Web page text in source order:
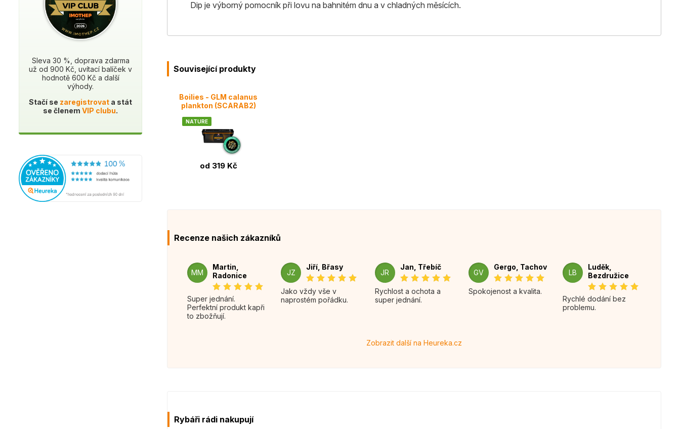
Sleva 30 %, doprava zdarma
už od 900 Kč, uvítací balíček v
hodnotě 600 Kč a další
výhody.
Stačí se zaregistrovat a stát
se členem VIP clubu.
Dip je výborný pomocník při lovu na bahnitém dnu a v chladných měsících.
Související produkty
Boilies - GLM calanus
plankton (SCARAB2)
NATURE
od 319 Kč
Recenze našich zákazníků
MM
Martin,
Radonice
Super jednání.
Perfektní produkt kapři
to zbožňují.
JZ
Jiří, Břasy
Jako vždy vše v
naprostém pořádku.
JR
Jan, Třebíč
Rychlost a ochota a
super jednání.
GV
Gergo, Tachov
Spokojenost a kvalita.
LB
Luděk,
Bezdružice
Rychlé dodání bez
problemu.
Zobrazit další na Heureka.cz
Rybáři rádi nakupují